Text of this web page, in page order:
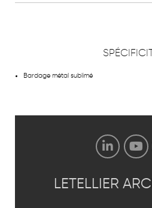
Bardage métal sublimé
LETELLIER